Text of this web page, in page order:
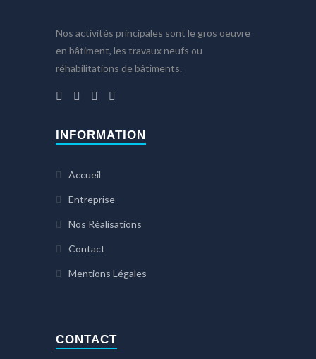
Nos activités principales sont le gros oeuvre
en bâtiment, les travaux neufs ou
réhabilitations de bâtiments.
INFORMATION
Accueil
Entreprise
Nos Réalisations
Contact
Mentions Légales
CONTACT